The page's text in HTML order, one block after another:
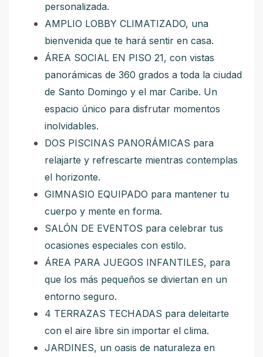
personalizada.
AMPLIO LOBBY CLIMATIZADO, una
bienvenida que te hará sentir en casa.
ÁREA SOCIAL EN PISO 21, con vistas
panorámicas de 360 grados a toda la ciudad
de Santo Domingo y el mar Caribe. Un
espacio único para disfrutar momentos
inolvidables.
DOS PISCINAS PANORÁMICAS para
relajarte y refrescarte mientras contemplas
el horizonte.
GIMNASIO EQUIPADO para mantener tu
cuerpo y mente en forma.
SALÓN DE EVENTOS para celebrar tus
ocasiones especiales con estilo.
ÁREA PARA JUEGOS INFANTILES, para
que los más pequeños se diviertan en un
entorno seguro.
4 TERRAZAS TECHADAS para deleitarte
con el aire libre sin importar el clima.
JARDINES, un oasis de naturaleza en